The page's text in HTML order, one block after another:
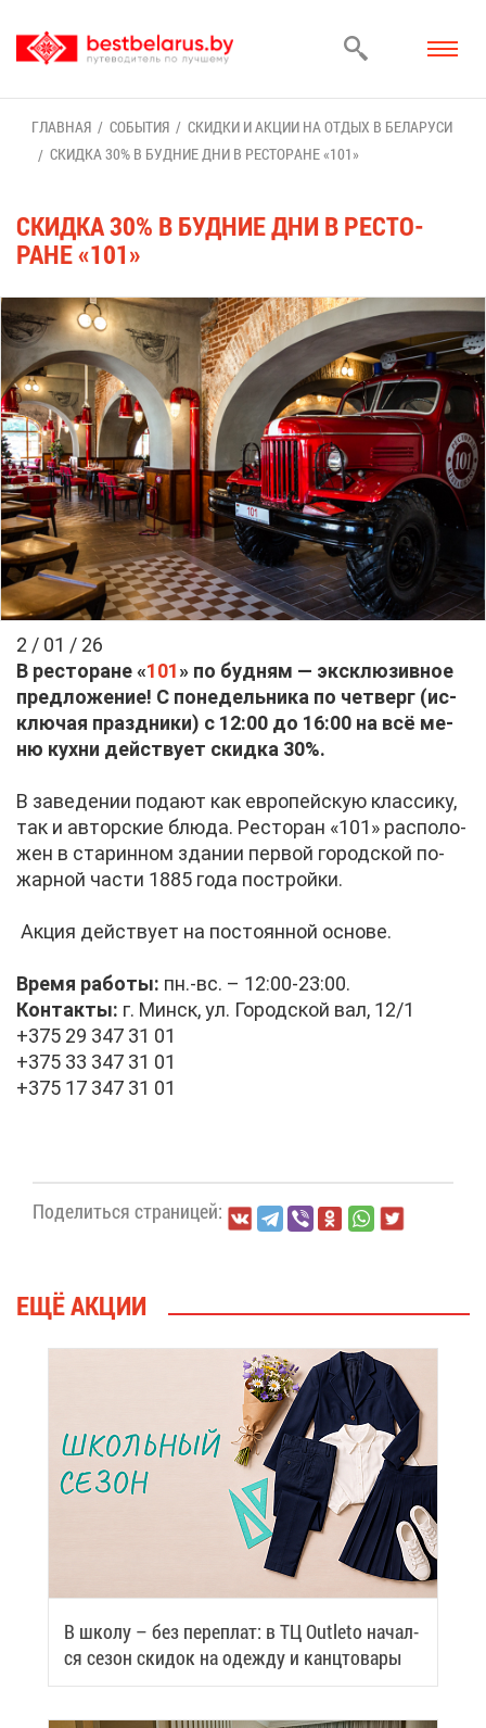
ГЛАВ­НАЯ СО­БЫ­ТИЯ
СКИД­КИ И АК­ЦИИ НА ОТ­ДЫХ В БЕ­ЛА­РУ­СИ
СКИД­КА 30% В БУД­НИЕ ДНИ В РЕ­СТО­РАНЕ «101»
СКИД­КА 30% В БУД­НИЕ ДНИ В РЕ­СТО­
РАНЕ «101»
2 / 01 / 26
В ре­сто­ране «101» по буд­ням — экс­клю­зив­ное
пред­ло­же­ние! С по­не­дель­ни­ка по чет­верг (ис­
клю­чая празд­ни­ки) с 12:00 до 16:00 на всё ме­
ню кух­ни дей­ству­ет скид­ка 30%.
В за­ве­де­нии по­да­ют как ев­ро­пей­скую клас­си­ку,
так и ав­тор­ские блю­да. Ре­сто­ран «101» рас­по­ло­
жен в ста­рин­ном зда­нии пер­вой го­род­ской по­
жар­ной ча­сти 1885 го­да по­строй­ки.
Ак­ция дей­ству­ет на по­сто­ян­ной ос­но­ве.
Вре­мя ра­бо­ты: пн.-вс. – 12:00-23:00.
Кон­так­ты: г. Минск, ул. Го­род­ской вал, 12/1
+375 29 347 31 01
+375 33 347 31 01
+375 17 347 31 01
По­де­лить­ся стра­ни­цей:
ЕЩЁ АК­ЦИИ
В шко­лу – без пе­ре­плат: в ТЦ Outleto на­чал­
ся се­зон ски­док на одеж­ду и канц­то­ва­ры